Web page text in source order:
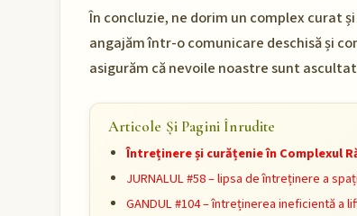
În concluzie, ne dorim un complex curat
angajăm într-o comunicare deschisă și
asigurăm că nevoile noastre sunt
Articole Și Pagini Înrudite
Întreținere și curățenie în Complexul
JURNALUL #58 – lipsa de întreținere a
GANDUL #104 – întreținerea ineficientă a